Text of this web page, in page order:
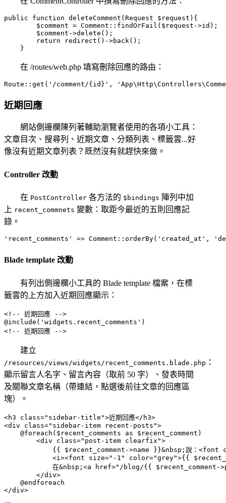
public function deleteComment(Request $request){
        $comment = Comment::findOrFail($request->id);
        $comment->delete();
        return redirect()->back();
在 /routes/web.php 填寫刪除回應的路由：
近期回應
網站側邊欄陳列著輔助瀏覽者使用的各項小工具：
文章目次、搜尋列、近期文章、分類列表、標籤雲...好
像沒有近期文章列表？既然沒有就趕快來做。
Controller 改動
在 PostController 各方法的 $bindings 陣列中加
上 recent_commnets 變數：取距今最近的五則回應記
錄。
Blade template 改動
有列出側邊欄小工具的 Blade template 檔案，在標
籤雲的上方加入近期回應顯示：
<!-- 近期回應 -->
@include('widgets.recent_comments')
建立
/resources/views/widgets/recent_comments.blade.php ：
顯示留言人名字、留言內容（取前 50 字）、發表時間
及關聯文章名稱（帶連結，點選後前往文章的回應區
塊）。
<h3 class="sidebar-title">近期回應</h3>
<div class="sidebar-item recent-posts">
    @foreach($recent_comments as $recent_comment)
        <div class="post-item clearfix">
{{ $recent_comment->name }}&nbsp;說：
<i><font size="-1" color="grey">{{
在&nbsp;<a href="/blog/{{
        </div>
    @endforeach